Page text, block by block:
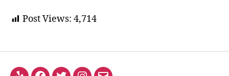
Post Views: 4,714